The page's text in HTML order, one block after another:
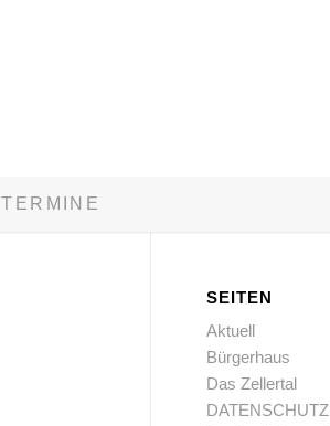
TERMINE
SEITEN
Aktuell
Bürgerhaus
Das Zellertal
DATENSCHUTZ